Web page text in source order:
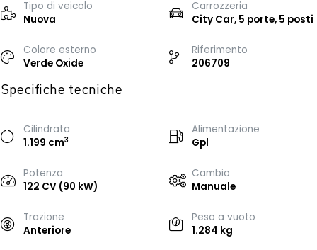
Tipo di veicolo
Nuova
Carrozzeria
City Car, 5 porte, 5 posti
Colore esterno
Verde Oxide
Riferimento
206709
Specifiche tecniche
Cilindrata
1.199 cm3
Alimentazione
Gpl
Potenza
122 CV (90 kW)
Cambio
Manuale
Trazione
Anteriore
Peso a vuoto
1.284 kg